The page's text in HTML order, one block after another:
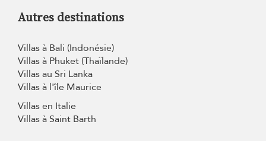
Autres destinations
Villas à Bali (Indonésie)
Villas à Phuket (Thaïlande)
Villas au Sri Lanka
Villas à l'île Maurice
Villas en Italie
Villas à Saint Barth